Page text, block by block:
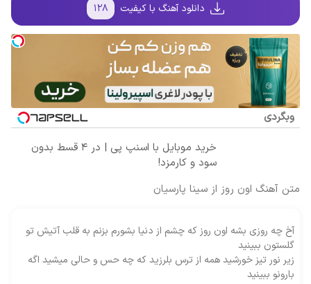
دانلود آهنگ با کیفیت ۱۲۸
وبگردی
خرید موبایل با اسنپ پی | در ۴ قسط بدون
سود و کارمزد!
متن آهنگ اون روز از سینا پارسیان
آخ چه روزی بشه اون روز که چشم از دنیا بشورم بزنم به قلب آتیش تو
گلستون ببینید
زیر نور تیز خورشید همه از ترس بلرزید که چه حس و حالی میشید اگه
بارونو ببینید